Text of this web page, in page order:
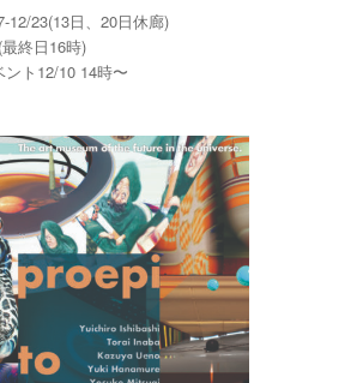
12/23(13日、20日休廊)
終日16時)
ント12/10 14時〜